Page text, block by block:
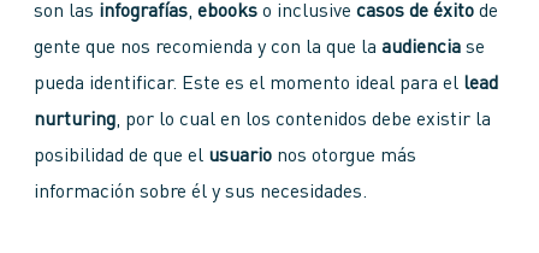
son las infografías, ebooks o inclusive casos de éxito de
gente que nos recomienda y con la que la audiencia se
pueda identificar. Este es el momento ideal para el lead
nurturing, por lo cual en los contenidos debe existir la
posibilidad de que el usuario nos otorgue más
información sobre él y sus necesidades.